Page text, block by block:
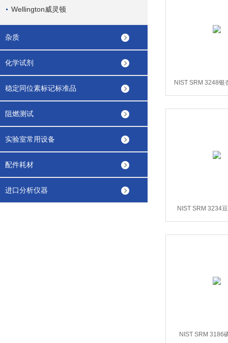
Wellington威灵顿
杂质
化学试剂
稳定同位素标记标准品
阻燃测试
实验室常用设备
配件耗材
进口分析仪器
NIST SRM 3248银
NIST SRM 3234
NIST SRM 3186